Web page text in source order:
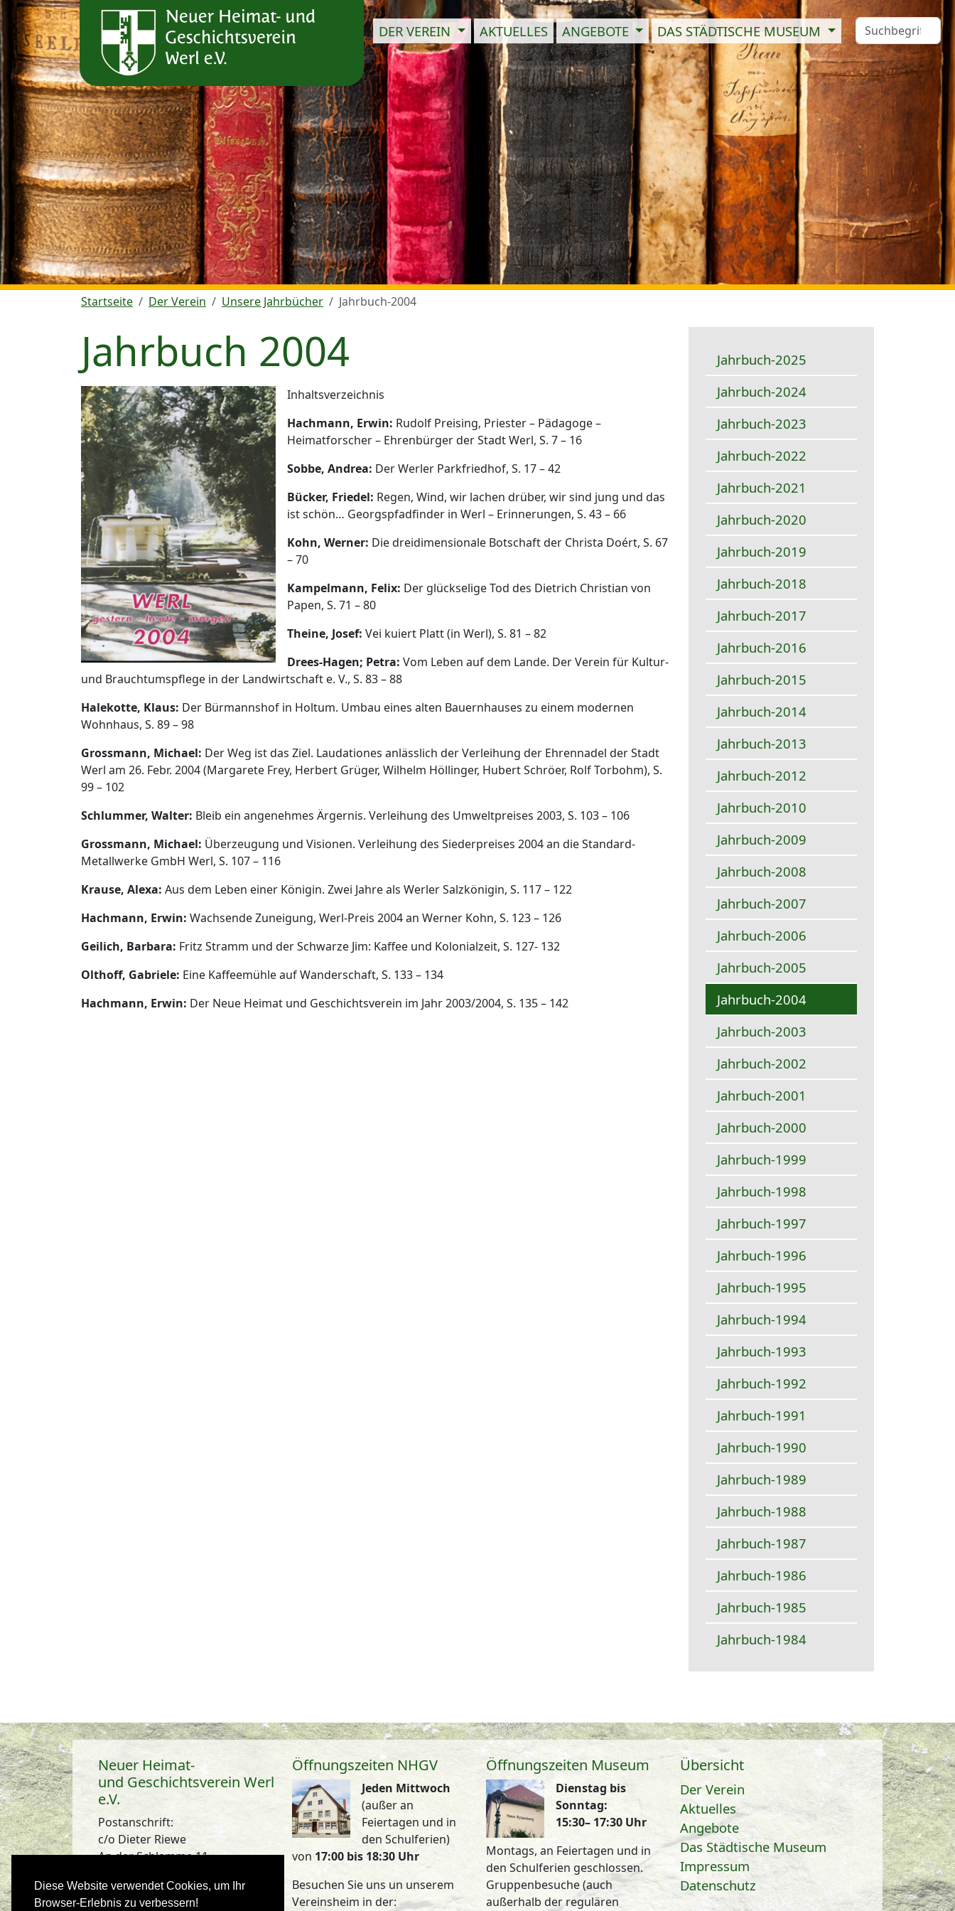
Diese Website verwendet Cookies, um Ihr
Browser-Erlebnis zu verbessern!
DER VEREIN AKTUELLES ANGEBOTE DAS STÄDTISCHE MUSEUM
Startseite Der Verein Unsere Jahrbücher Jahrbuch-2004
Jahrbuch-2025
Jahrbuch-2024
Jahrbuch-2023
Jahrbuch-2022
Jahrbuch-2021
Jahrbuch-2020
Jahrbuch-2019
Jahrbuch-2018
Jahrbuch-2017
Jahrbuch-2016
Jahrbuch-2015
Jahrbuch-2014
Jahrbuch-2013
Jahrbuch-2012
Jahrbuch-2010
Jahrbuch-2009
Jahrbuch-2008
Jahrbuch-2007
Jahrbuch-2006
Jahrbuch-2005
Jahrbuch-2004
Jahrbuch-2003
Jahrbuch-2002
Jahrbuch-2001
Jahrbuch-2000
Jahrbuch-1999
Jahrbuch-1998
Jahrbuch-1997
Jahrbuch-1996
Jahrbuch-1995
Jahrbuch-1994
Jahrbuch-1993
Jahrbuch-1992
Jahrbuch-1991
Jahrbuch-1990
Jahrbuch-1989
Jahrbuch-1988
Jahrbuch-1987
Jahrbuch-1986
Jahrbuch-1985
Jahrbuch-1984
Jahrbuch 2004
Inhaltsverzeichnis
Hachmann, Erwin: Rudolf Preising, Priester – Pädagoge –
Heimatforscher – Ehrenbürger der Stadt Werl, S. 7 – 16
Sobbe, Andrea: Der Werler Parkfriedhof, S. 17 – 42
Bücker, Friedel: Regen, Wind, wir lachen drüber, wir sind jung und das
ist schön… Georgspfadfinder in Werl – Erinnerungen, S. 43 – 66
Kohn, Werner: Die dreidimensionale Botschaft der Christa Doért, S. 67
– 70
Kampelmann, Felix: Der glückselige Tod des Dietrich Christian von
Papen, S. 71 – 80
Theine, Josef:Vei kuiert Platt (in Werl), S. 81 – 82
Drees-Hagen; Petra:Vom Leben auf dem Lande. Der Verein für Kultur-
und Brauchtumspflege in der Landwirtschaft e. V., S. 83 – 88
Halekotte, Klaus: Der Bürmannshof in Holtum. Umbau eines alten Bauernhauses zu einem modernen
Wohnhaus, S. 89 – 98
Grossmann, Michael: Der Weg ist das Ziel. Laudationes anlässlich der Verleihung der Ehrennadel der Stadt
Werl am 26. Febr. 2004 (Margarete Frey, Herbert Grüger, Wilhelm Höllinger, Hubert Schröer, Rolf Torbohm), S.
99 – 102
Schlummer, Walter: Bleib ein angenehmes Ärgernis. Verleihung des Umweltpreises 2003, S. 103 – 106
Grossmann, Michael: Überzeugung und Visionen. Verleihung des Siederpreises 2004 an die Standard-
Metallwerke GmbH Werl, S. 107 – 116
Krause, Alexa: Aus dem Leben einer Königin. Zwei Jahre als Werler Salzkönigin, S. 117 – 122
Hachmann, Erwin: Wachsende Zuneigung, Werl-Preis 2004 an Werner Kohn, S. 123 – 126
Geilich, Barbara: Fritz Stramm und der Schwarze Jim: Kaffee und Kolonialzeit, S. 127- 132
Olthoff, Gabriele: Eine Kaffeemühle auf Wanderschaft, S. 133 – 134
Hachmann, Erwin: Der Neue Heimat und Geschichtsverein im Jahr 2003/2004, S. 135 – 142
Neuer Heimat-
und Geschichtsverein Werl
e.V.
Postanschrift:
c/o Dieter Riewe
An der Schlamme 11
info@nhgv-werl.de
Öffnungszeiten NHGV
Jeden Mittwoch
(außer an
Feiertagen und in
den Schulferien)
von 17:00 bis 18:30 Uhr
Besuchen Sie uns un unserem
Vereinsheim in der:
Öffnungszeiten Museum
Dienstag bis
Sonntag:
15:30– 17:30 Uhr
Montags, an Feiertagen und in
den Schulferien geschlossen.
Gruppenbesuche (auch
außerhalb der regulären
Übersicht
Der Verein
Aktuelles
Angebote
Das Städtische Museum
Impressum
Datenschutz